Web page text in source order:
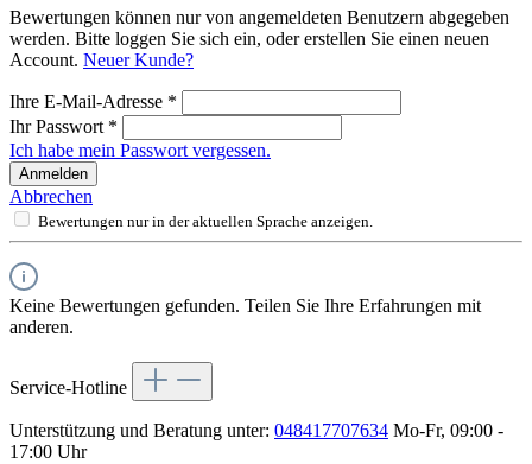
Bewertungen können nur von angemeldeten Benutzern abgegeben
werden. Bitte loggen Sie sich ein, oder erstellen Sie einen neuen
Account. Neuer Kunde?
Ihre E-Mail-Adresse *
Ihr Passwort *
Ich habe mein Passwort vergessen.
Anmelden
Abbrechen
Bewertungen nur in der aktuellen Sprache anzeigen.
Keine Bewertungen gefunden. Teilen Sie Ihre Erfahrungen mit
anderen.
Service-Hotline
Unterstützung und Beratung unter: 048417707634 Mo-Fr, 09:00 -
17:00 Uhr